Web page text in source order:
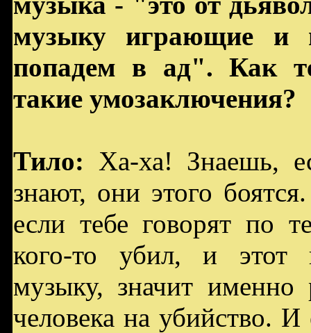
музыку играющие и
попадем в ад". Как
такие умозаключения?
Тило: Ха-ха! Знаешь,
знают, они этого
если тебе говорят по
кого-то убил, и этот
музыку, значит именно
человека на убийство. И